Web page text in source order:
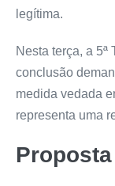
legítima.
Nesta terça, a 5ª
conclusão
medida vedada
representa uma